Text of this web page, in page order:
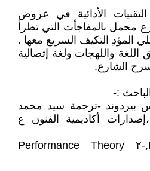
الأدائية في عروض
محمل بالمفاجأت التي تطرأ
المؤدِ التكيف السريع معها .
واللهجات ولغة إتصالية
الشارع.
:-
بيردوند -ترجمة سيد محمد
أكاديمية الفنون ع
. Richard Schechner,-٢ Performance Theory